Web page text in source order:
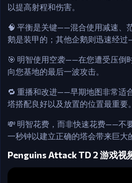
以提高射程和伤害。
🧠 平衡是关键——混合使用减速、
鹅是装甲的；其他企鹅则迅速经过
🎯 明智使用空袭——在您遭受压倒
向您基地的最后一波攻击。
🔁 重播和改进——早期地图非常适
塔搭配良好以及放置的位置最重要。
💸 明智花费，而非快速花费——不
一秒钟以建立正确的塔会带来巨大
Penguins Attack TD 2 游戏视